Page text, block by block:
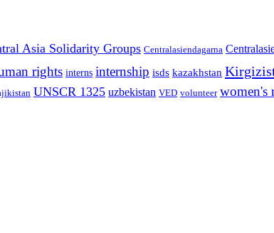
Asia Solidarity Groups Centralasiendagarna
rights interns internship isds kazakhstan
UNSCR 1325 uzbekistan VED volunteer women's